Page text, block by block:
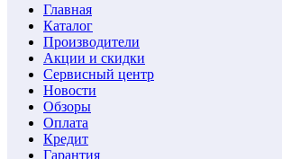
Главная
Каталог
Производители
Акции и скидки
Сервисный центр
Новости
Обзоры
Оплата
Кредит
Гарантия